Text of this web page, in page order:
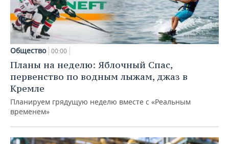
Общество 00:00
Планы на неделю: Яблочный Спас,
первенство по водным лыжам, джаз в
Кремле
Планируем грядущую неделю вместе с «Реальным
временем»